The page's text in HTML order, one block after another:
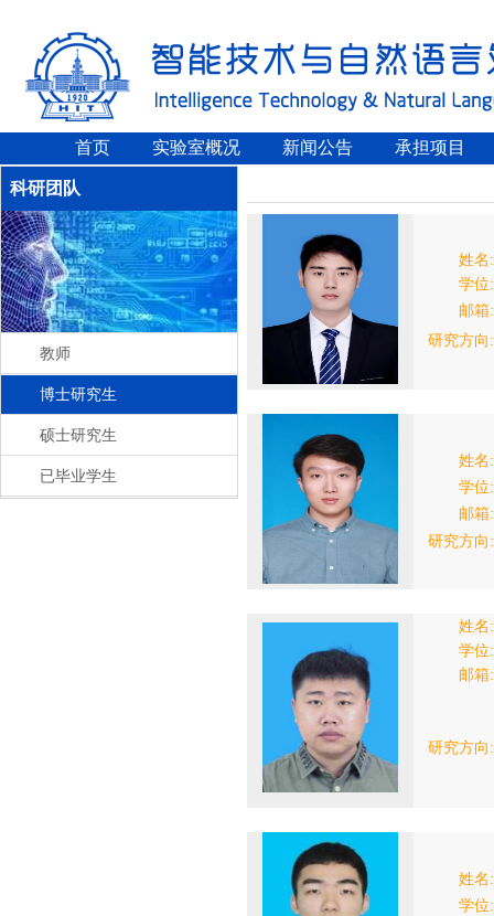
首页 实验室概况 新闻公告 承担项目
科研团队
教师
博士研究生
硕士研究生
已毕业学生
姓名:
学位:
邮箱:
研究方向:
姓名:
学位:
邮箱:
研究方向:
姓名:
学位:
邮箱:
研究方向:
姓名:
学位: